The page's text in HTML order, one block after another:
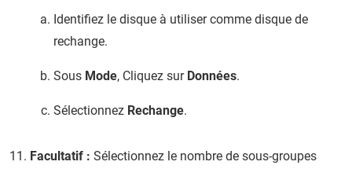
Identifiez le disque à utiliser comme disque de
rechange.
Sous Mode, Cliquez sur Données.
Sélectionnez Rechange.
Facultatif : Sélectionnez le nombre de sous-groupes